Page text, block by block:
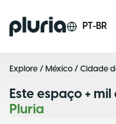
Logo Pluria PT-BR
Explore / México / Cidade
Este espaço +
Pluria